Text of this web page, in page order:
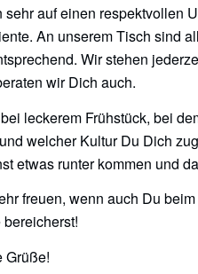
sehr auf einen respektvollen
An unserem Tisch sind
Wir stehen
wir Dich auch.
leckerem Frühstück, bei
welcher Kultur Du Dich
etwas runter kommen und
freuen, wenn auch Du
Grüße!